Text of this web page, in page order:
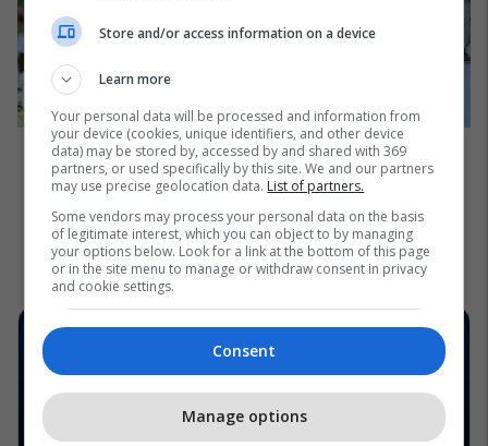
Store and/or access information on a device
Learn more
Your personal data will be processed and information from
your device (cookies, unique identifiers, and other device
data) may be stored by, accessed by and shared with 369
partners, or used specifically by this site. We and our partners
may use precise geolocation data. List of partners.
Some vendors may process your personal data on the basis
of legitimate interest, which you can object to by managing
your options below. Look for a link at the bottom of this page
or in the site menu to manage or withdraw consent in privacy
and cookie settings.
Consent
Manage options